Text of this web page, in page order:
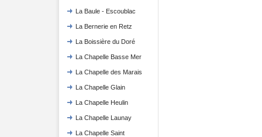
La Baule - Escoublac
La Bernerie en Retz
La Boissière du Doré
La Chapelle Basse Mer
La Chapelle des Marais
La Chapelle Glain
La Chapelle Heulin
La Chapelle Launay
La Chapelle Saint